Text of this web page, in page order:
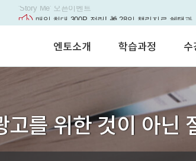
매일 최대 300P 적립! 🎁 28일 챌린지로 혜택과
실력을 동시에 잡으세요
영자신문이 개인 맞춤형 뉴스로 놀랍게 개편 되
엔토영어 학습앱 '지원이'가 회원님의 개인비서
로 다시 태어났습니다.
🎉 세상에 단 하나뿐인 나의 첫 영문 저서 무료,
'Story Me' 오픈이벤트
서비스안내
회사소개
성인영어회화
비즈니스영어
인터뷰영어
엔토소개 학습과정 수
고를 위한 것이 아닌